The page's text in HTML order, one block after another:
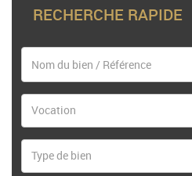
RECHERCHE RAPIDE
Vocation
Type de bien